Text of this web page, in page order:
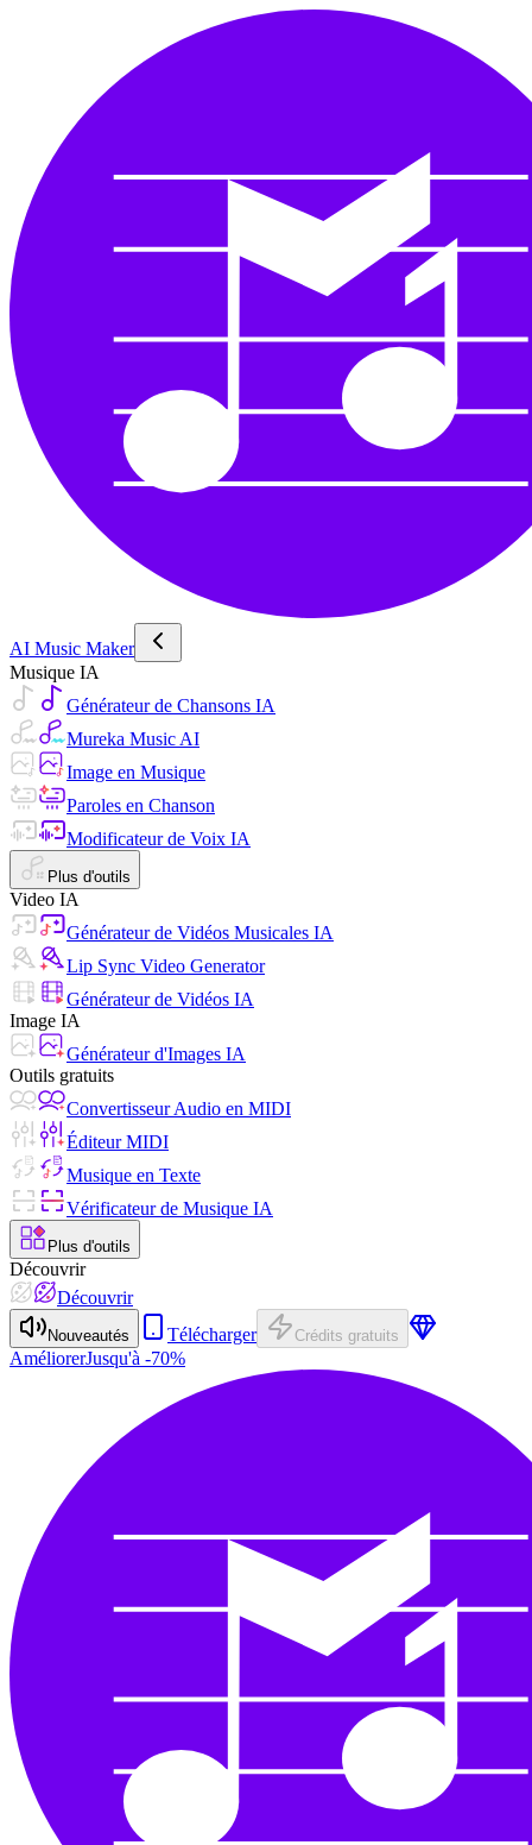
AI Music Maker
Musique IA
Générateur de Chansons IA
Mureka Music AI
Image en Musique
Paroles en Chanson
Modificateur de Voix IA
Plus d'outils
Video IA
Générateur de Vidéos Musicales IA
Lip Sync Video Generator
Générateur de Vidéos IA
Image IA
Générateur d'Images IA
Outils gratuits
Convertisseur Audio en MIDI
Éditeur MIDI
Musique en Texte
Vérificateur de Musique IA
Plus d'outils
Découvrir
Découvrir
Nouveautés Télécharger Crédits gratuits
AméliorerJusqu'à -70%